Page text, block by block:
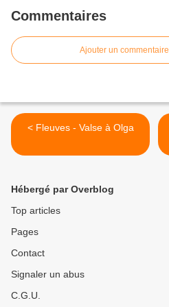
Commentaires
Ajouter un commentaire
< Fleuves - Valse à Olga
Hébergé par Overblog
Top articles
Pages
Contact
Signaler un abus
C.G.U.